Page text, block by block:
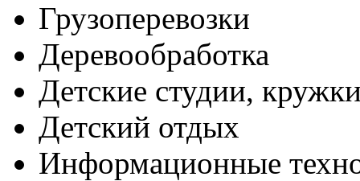
Грузоперевозки
Деревообработка
Детские студии,
Детский отдых
Информационные